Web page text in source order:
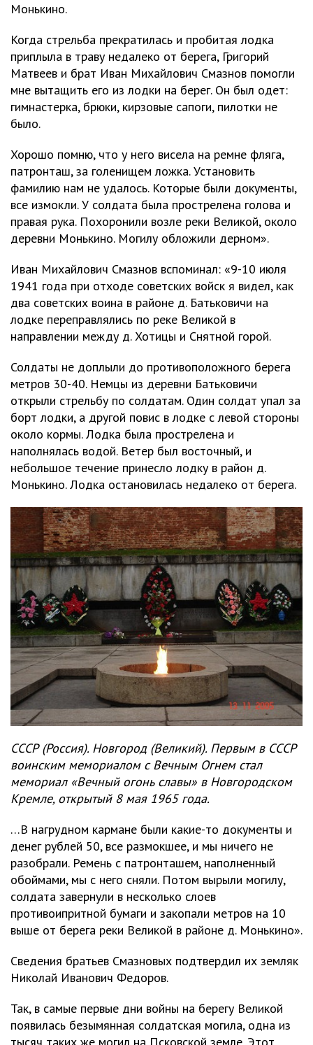
Монькино.
Когда стрельба прекратилась и пробитая лодка
приплыла в траву недалеко от берега, Григорий
Матвеев и брат Иван Михайлович Смазнов помогли
мне вытащить его из лодки на берег. Он был одет:
гимнастерка, брюки, кирзовые сапоги, пилотки не
было.
Хорошо помню, что у него висела на ремне фляга,
патронташ, за голенищем ложка. Установить
фамилию нам не удалось. Которые были документы,
все измокли. У солдата была прострелена голова и
правая рука. Похоронили возле реки Великой, около
деревни Монькино. Могилу обложили дерном».
Иван Михайлович Смазнов вспоминал: «9-10 июля
1941 года при отходе советских войск я видел, как
два советских воина в районе д. Батьковичи на
лодке переправлялись по реке Великой в
направлении между д. Хотицы и Снятной горой.
Солдаты не доплыли до противоположного берега
метров 30-40. Немцы из деревни Батьковичи
открыли стрельбу по солдатам. Один солдат упал за
борт лодки, а другой повис в лодке с левой стороны
около кормы. Лодка была прострелена и
наполнялась водой. Ветер был восточный, и
небольшое течение принесло лодку в район д.
Монькино. Лодка остановилась недалеко от берега.
СССР (Россия). Новгород (Великий). Первым в СССР
воинским мемориалом с Вечным Огнем стал
мемориал «Вечный огонь славы» в Новгородском
Кремле, открытый 8 мая 1965 года.
…В нагрудном кармане были какие-то документы и
денег рублей 50, все размокшее, и мы ничего не
разобрали. Ремень с патронташем, наполненный
обоймами, мы с него сняли. Потом вырыли могилу,
солдата завернули в несколько слоев
противоипритной бумаги и закопали метров на 10
выше от берега реки Великой в районе д. Монькино».
Сведения братьев Смазновых подтвердил их земляк
Николай Иванович Федоров.
Так, в самые первые дни войны на берегу Великой
появилась безымянная солдатская могила, одна из